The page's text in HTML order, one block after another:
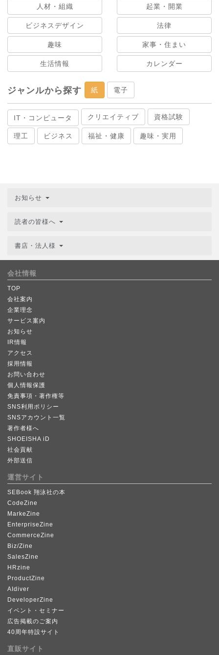
人材・組織 起業・開業
ビジネスデザイン 法律
趣味 家事・住まい
生活情報 カレンダー
ジャンルから探す 紙 電子
IT・コンピュータ クリエイティブ 資格試験
理工 ビジネス 福祉・健康 趣味・実用
お知らせ
読者の皆様へ
書店・法人様
会社情報
TOP
会社案内
企業理念
サービス案内
お知らせ
IR情報
アクセス
採用情報
お問い合わせ
個人情報保護
免責事項・著作権等
SNS利用ポリシー
SNSアカウント一覧
著作者様へ
SHOEISHA iD
社会貢献
外部送信
運営サイト
SEBook 翔泳社の本
CodeZine
MarkeZine
EnterpriseZine
CommerceZine
Biz/Zine
SalesZine
HRzine
ProductZine
AIdiver
DeveloperZine
イベント・セミナー
広告掲載のご案内
40周年特設サイト
直販サイト